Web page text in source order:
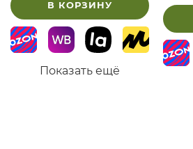
В КОРЗИНУ
Показать ещё